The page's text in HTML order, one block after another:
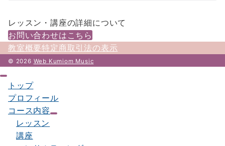
レッスン・講座の詳細について
お問い合わせはこちら
教室概要特定商取引法の表示
© 2026 Web Kumiom Music
トップ
プロフィール
コース内容
レッスン
講座